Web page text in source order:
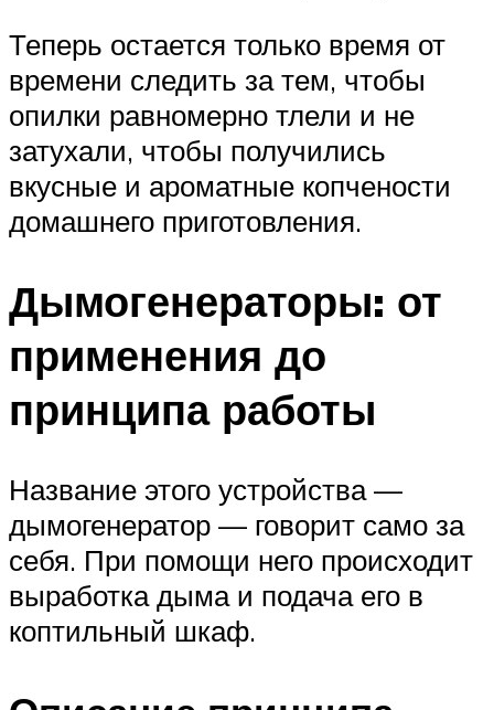
Теперь остается только время от
времени следить за тем, чтобы
опилки равномерно тлели и не
затухали, чтобы получились
вкусные и ароматные копчености
домашнего приготовления.
Дымогенераторы: от
применения до
принципа работы
Название этого устройства —
дымогенератор — говорит само за
себя. При помощи него происходит
выработка дыма и подача его в
коптильный шкаф.